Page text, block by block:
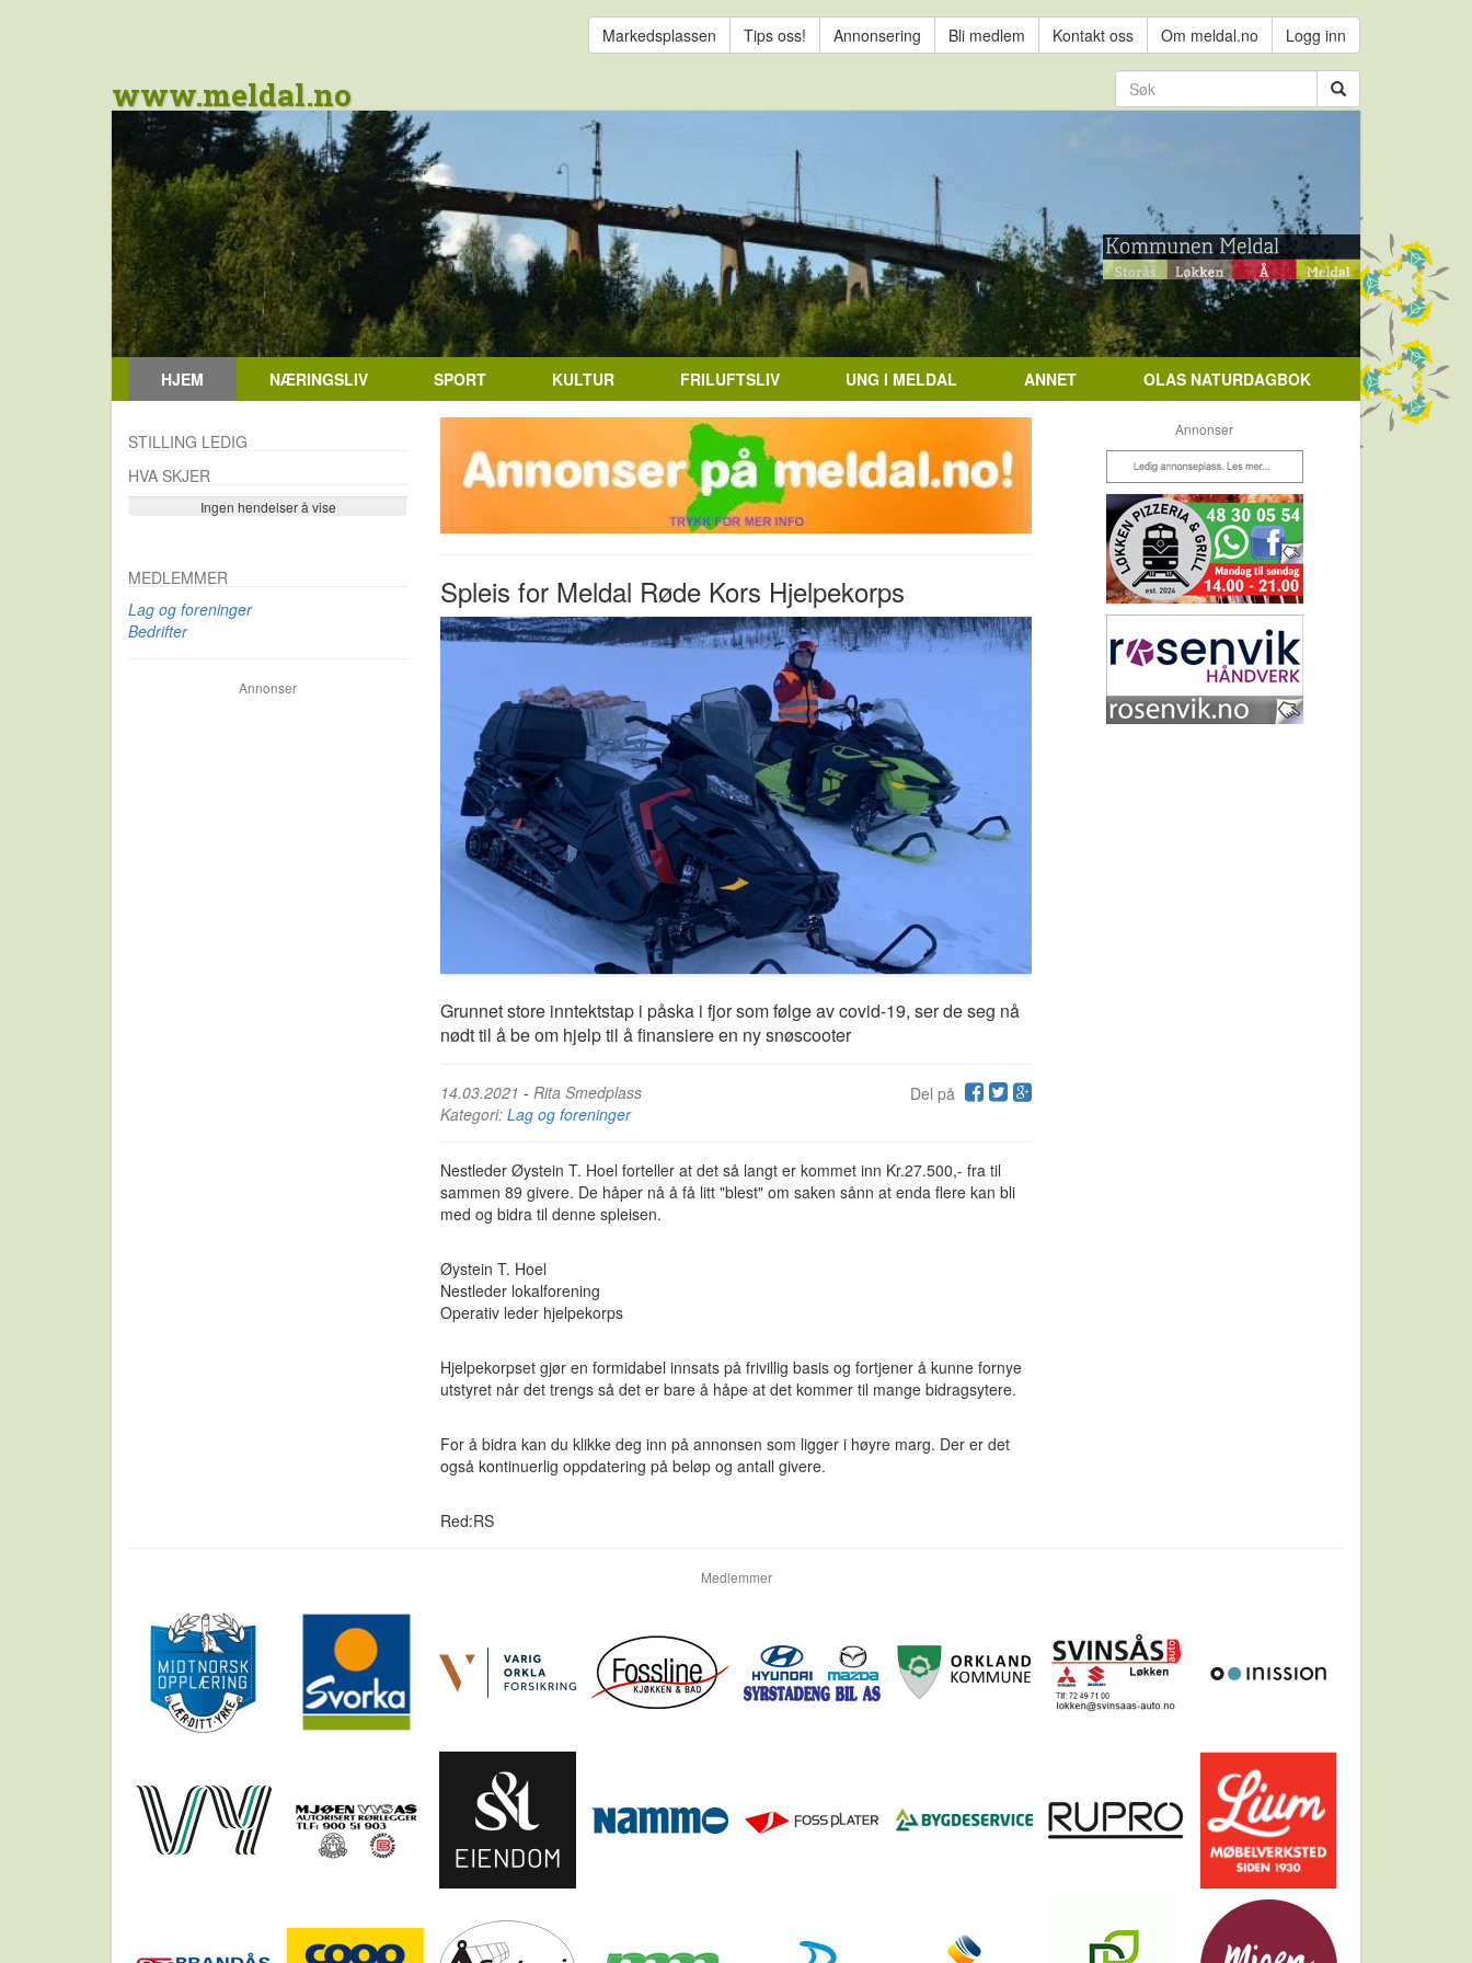
Markedsplassen Tips oss! Annonsering Bli medlem Kontakt oss Om meldal.no Logg inn
www.meldal.no
HJEM NÆRINGSLIV SPORT KULTUR FRILUFTSLIV UNG I MELDAL ANNET OLAS NATURDAGBOK
Spleis for Meldal Røde Kors Hjelpekorps
Grunnet store inntektstap i påska i fjor som følge av covid-19, ser de seg nå
nødt til å be om hjelp til å finansiere en ny snøscooter
Del på
14.03.2021 - Rita Smedplass
Kategori: Lag og foreninger
Nestleder Øystein T. Hoel forteller at det så langt er kommet inn Kr.27.500,- fra til
sammen 89 givere. De håper nå å få litt "blest" om saken sånn at enda flere kan bli
med og bidra til denne spleisen.
Øystein T. Hoel
Nestleder lokalforening
Operativ leder hjelpekorps
Hjelpekorpset gjør en formidabel innsats på frivillig basis og fortjener å kunne fornye
utstyret når det trengs så det er bare å håpe at det kommer til mange bidragsytere.
For å bidra kan du klikke deg inn på annonsen som ligger i høyre marg. Der er det
også kontinuerlig oppdatering på beløp og antall givere.
Red:RS
STILLING LEDIG
HVA SKJER
Ingen hendelser å vise
Se flere…
MEDLEMMER
Lag og foreninger
Bedrifter
Annonser
Annonser
Medlemmer